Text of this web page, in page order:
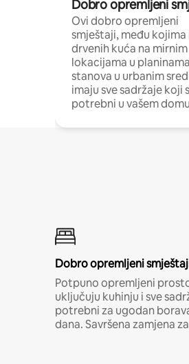
Dobro opremljeni
Ovi dobro opremljeni
smještaji, među kojima
drvenih kuća na mirnim
lokacijama u
stanova u urbanim
imaju sve sadržaje koji
potrebni u vašem
Dobro opremljeni
Potpuno opremljeni
uključuju kuhinju i sve
potrebni za ugodan
dana. Savršena zamjena